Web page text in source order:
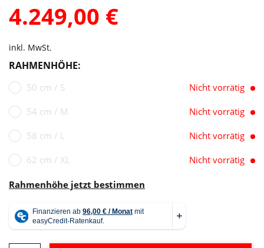
4.249,00 €
inkl. MwSt.
RAHMENHÖHE:
50 cm / S Nicht vorrätig
54 cm / M Nicht vorrätig
58 cm / L Nicht vorrätig
62 cm / XL Nicht vorrätig
Rahmenhöhe jetzt bestimmen